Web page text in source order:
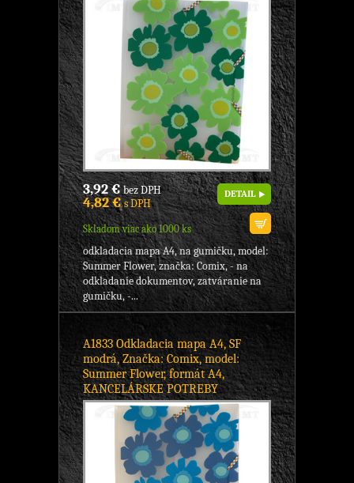
3,92 €bez DPH
4,82 €s DPH
Skladom viac ako 1000 ks
DETAIL
odkladacia mapa A4, na gumičku, model:
Summer Flower, značka: Comix, - na
odkladanie dokumentov, zatváranie na
gumičku, -...
A1833 Odkladacia mapa A4, SF
modrá, Značka: Comix, model:
Summer Flower, formát A4,
KANCELÁRSKE POTREBY